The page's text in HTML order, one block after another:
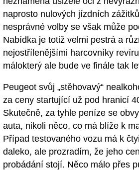
naprosto nulových jízdních
nesprávné volby se však může
Nabídka je totiž velmi pestrá a
nejostřílenějšími harcovníky
málokterý ale bude ve finále tak
Peugeot svůj „stěhovavý“
za ceny startující už pod hranicí
Skutečně, za tyhle peníze se
auta, nikoli něco, co má blíže k
Případ testovaného vozu má k
daleko, ale prozradím, že jeho
probádání stojí. Něco málo přes